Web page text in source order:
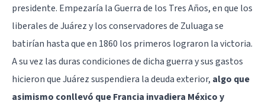
presidente. Empezaría la Guerra de los Tres Años, en que los
liberales de Juárez y los conservadores de Zuluaga se
batirían hasta que en 1860 los primeros lograron la victoria.
A su vez las duras condiciones de dicha guerra y sus gastos
hicieron que Juárez suspendiera la deuda exterior, algo que
asimismo conllevó que Francia invadiera México y